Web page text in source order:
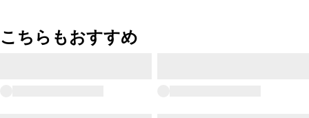
こちらもおすすめ